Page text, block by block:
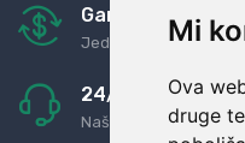
Mi
Ova
druge
Garancija u
Jednostavno pravilo:
24/7 odlična
Naši agenti uvijek na